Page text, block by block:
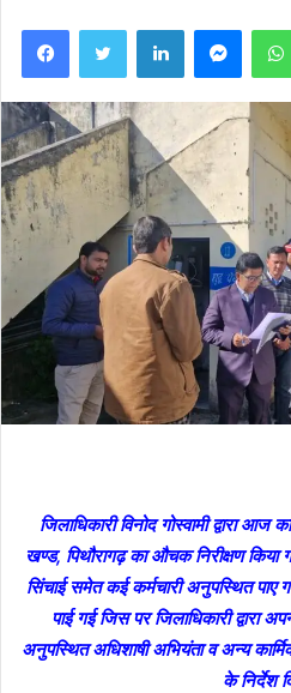
d
a
n
e
m
a
i
जिलाधिकारी विनोद गोस्वामी द्वारा आज
खण्ड, पिथौरागढ़ का औचक निरीक्षण किया
सिंचाई समेत कई कर्मचारी अनुपस्थित पाए
पाई गई जिस पर जिलाधिकारी द्वारा
अनुपस्थित अधिशाषी अभियंता व अन्य
के निर्देश